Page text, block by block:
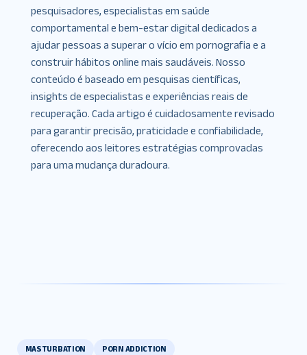
pesquisadores, especialistas em saúde
comportamental e bem-estar digital dedicados a
ajudar pessoas a superar o vício em pornografia e a
construir hábitos online mais saudáveis. Nosso
conteúdo é baseado em pesquisas científicas,
insights de especialistas e experiências reais de
recuperação. Cada artigo é cuidadosamente revisado
para garantir precisão, praticidade e confiabilidade,
oferecendo aos leitores estratégias comprovadas
para uma mudança duradoura.
MASTURBATION PORN ADDICTION